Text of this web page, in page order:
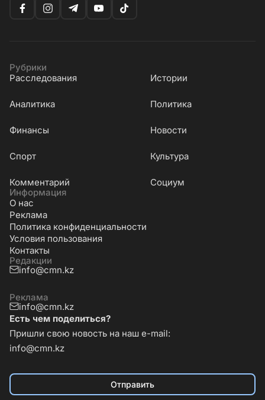
Рубрики
Расследования
Истории
Аналитика Политика
Финансы Новости
Cпорт Культура
Комментарий
Социум
Информация
О нас
Реклама
Политика конфиденциальности
Условия пользования
Контакты
Редакции
info@cmn.kz
Реклама
info@cmn.kz
Есть чем поделиться?
Пришли свою новость на наш e-mail:
info@cmn.kz
Отправить